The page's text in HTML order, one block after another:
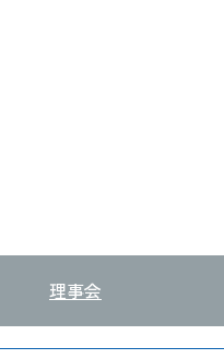
理事会